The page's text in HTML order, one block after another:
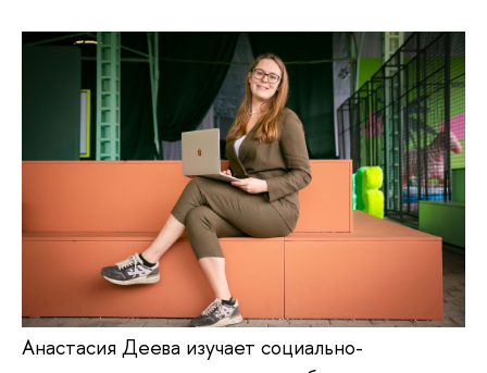
Анастасия Деева изучает социально-